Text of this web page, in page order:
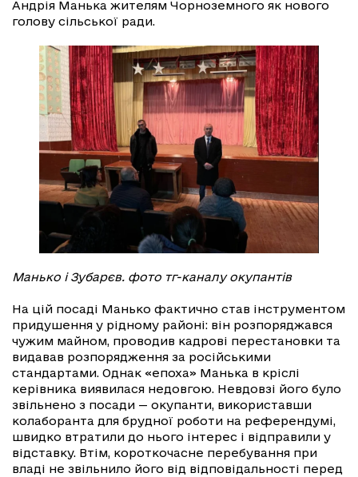
Андрія Манька жителям Чорноземного як нового
голову сільської ради.
Манько і Зубарєв. фото тг-каналу окупантів
На цій посаді Манько фактично став інструментом
придушення у рідному районі: він розпоряджався
чужим майном, проводив кадрові перестановки та
видавав розпорядження за російськими
стандартами. Однак «епоха» Манька в кріслі
керівника виявилася недовгою. Невдовзі його було
звільнено з посади — окупанти, використавши
колаборанта для брудної роботи на референдумі,
швидко втратили до нього інтерес і відправили у
відставку. Втім, короткочасне перебування при
владі не звільнило його від відповідальності перед